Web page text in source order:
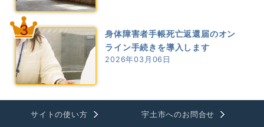
3
身体障害者手帳死亡返還届のオン
ライン手続きを導入します
2026年03月06日
サイトの使い方
宇土市へのお問合せ